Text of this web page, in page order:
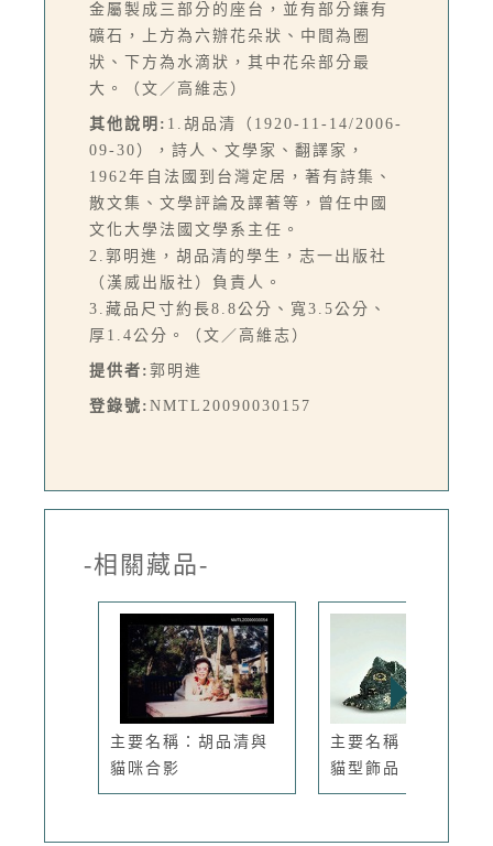
金屬製成三部分的座台，並有部分鑲有
礦石，上方為六辦花朵狀、中間為圈
狀、下方為水滴狀，其中花朵部分最
大。（文／高維志）
其他說明: 1.胡品清（1920-11-14/2006-
09-30），詩人、文學家、翻譯家，
1962年自法國到台灣定居，著有詩集、
散文集、文學評論及譯著等，曾任中國
文化大學法國文學系主任。
2.郭明進，胡品清的學生，志一出版社
（漢威出版社）負責人。
3.藏品尺寸約長8.8公分、寬3.5公分、
厚1.4公分。（文／高維志）
提供者: 郭明進
登錄號: NMTL20090030157
-相關藏品-
主要名稱：胡品清與
貓咪合影
主要名稱：綠色木質
貓型飾品